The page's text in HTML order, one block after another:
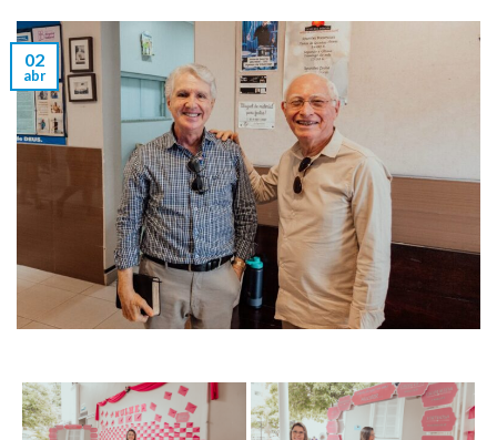
02
abr